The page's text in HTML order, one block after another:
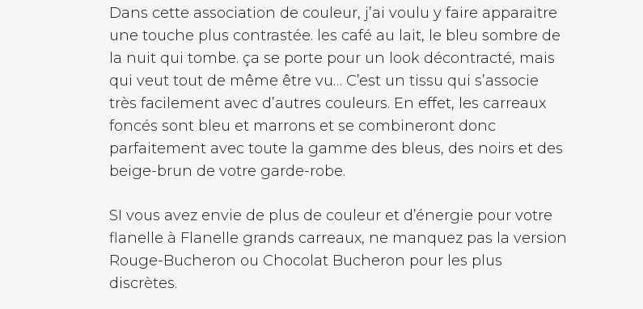
Dans cette association de couleur, j’ai voulu y faire apparaitre
une touche plus contrastée. les café au lait, le bleu sombre de
la nuit qui tombe. ça se porte pour un look décontracté, mais
qui veut tout de même être vu… C’est un tissu qui s’associe
très facilement avec d’autres couleurs. En effet, les carreaux
foncés sont bleu et marrons et se combineront donc
parfaitement avec toute la gamme des bleus, des noirs et des
beige-brun de votre garde-robe.
SI vous avez envie de plus de couleur et d’énergie pour votre
flanelle à Flanelle grands carreaux, ne manquez pas la version
Rouge-Bucheron ou Chocolat Bucheron pour les plus
discrètes.